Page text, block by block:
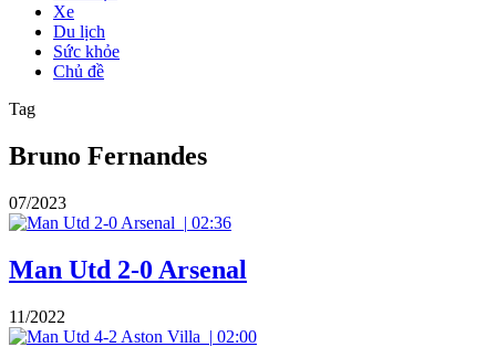
Xe
Du lịch
Sức khỏe
Chủ đề
Tag
Bruno Fernandes
07/2023
| 02:36
Man Utd 2-0 Arsenal
11/2022
| 02:00